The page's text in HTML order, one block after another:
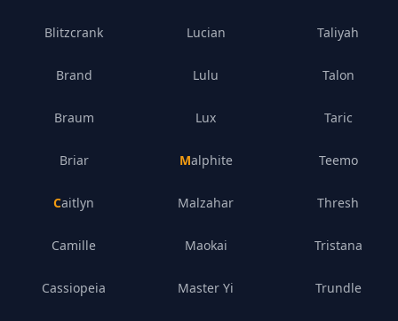
Blitzcrank
Brand
Braum
Briar
Caitlyn
Camille
Cassiopeia
Lucian
Lulu
Lux
Malphite
Malzahar
Maokai
Master Yi
Taliyah
Talon
Taric
Teemo
Thresh
Tristana
Trundle